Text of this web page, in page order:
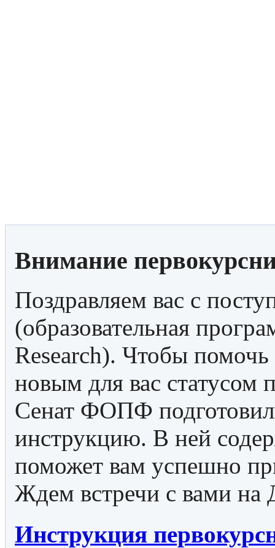
Внимание
Поздравляем вас с
(образовательная
Research). Чтобы помочь
новым для вас статусом
Сенат ФОПФ
инструкцию. В ней
поможет вам успешно
Ждем встречи с вами
Инструкция